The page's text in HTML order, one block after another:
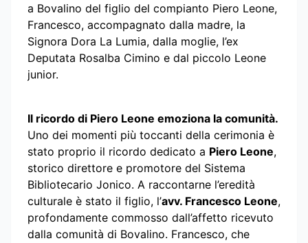
a Bovalino del figlio del compianto Piero Leone,
Francesco, accompagnato dalla madre, la
Signora Dora La Lumia, dalla moglie, l’ex
Deputata Rosalba Cimino e dal piccolo Leone
junior.
Il ricordo di Piero Leone emoziona la comunità.
Uno dei momenti più toccanti della cerimonia è
stato proprio il ricordo dedicato a Piero Leone,
storico direttore e promotore del Sistema
Bibliotecario Jonico. A raccontarne l’eredità
culturale è stato il figlio, l’avv. Francesco Leone,
profondamente commosso dall’affetto ricevuto
dalla comunità di Bovalino. Francesco, che